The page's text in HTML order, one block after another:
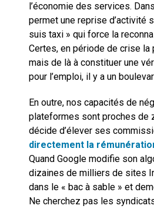
l’économie des services.
permet une reprise d’activité
suis taxi » qui force la
Certes, en période de crise la
mais de là à constituer une
pour l’emploi, il y a un
En outre, nos capacités de
plateformes sont proches de
décide d’élever ses
directement la
Quand Google modifie son
dizaines de milliers de sites
dans le « bac à sable » et
Ne cherchez pas les